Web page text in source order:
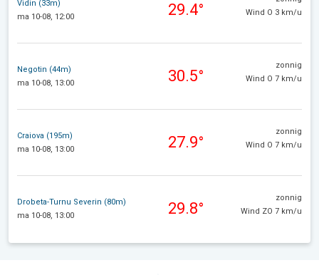
Vidin (33m)
ma 10-08, 12:00
29.4°
Wind O 3 km/u
Negotin (44m)
ma 10-08, 13:00
30.5°
zonnig
Wind O 7 km/u
Craiova (195m)
ma 10-08, 13:00
27.9°
zonnig
Wind O 7 km/u
Drobeta-Turnu Severin (80m)
ma 10-08, 13:00
29.8°
zonnig
Wind ZO 7 km/u